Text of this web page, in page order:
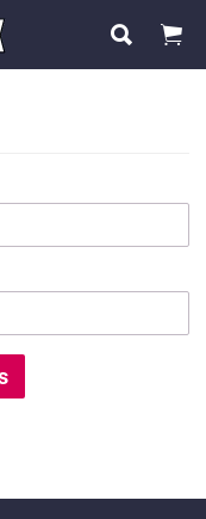
 